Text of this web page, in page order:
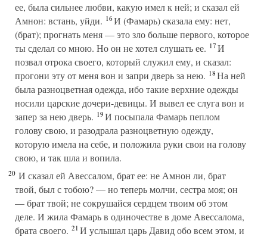
ее, была сильнее любви, какую имел к ней; и сказал ей
Амнон: встань, уйди. 16И (Фамарь) сказала ему: нет,
(брат); прогнать меня — это зло больше первого, которое
ты сделал со мною. Но он не хотел слушать ее. 17И
позвал отрока своего, который служил ему, и сказал:
прогони эту от меня вон и запри дверь за нею. 18На ней
была разноцветная одежда, ибо такие верхние одежды
носили царские дочери-девицы. И вывел ее слуга вон и
запер за нею дверь. 19И посыпала Фамарь пеплом
голову свою, и разодрала разноцветную одежду,
которую имела на себе, и положила руки свои на голову
свою, и так шла и вопила.
20 И сказал ей Авессалом, брат ее: не Амнон ли, брат
твой, был с тобою? — но теперь молчи, сестра моя; он
— брат твой; не сокрушайся сердцем твоим об этом
деле. И жила Фамарь в одиночестве в доме Авессалома,
брата своего. 21И услышал царь Давид обо всем этом, и